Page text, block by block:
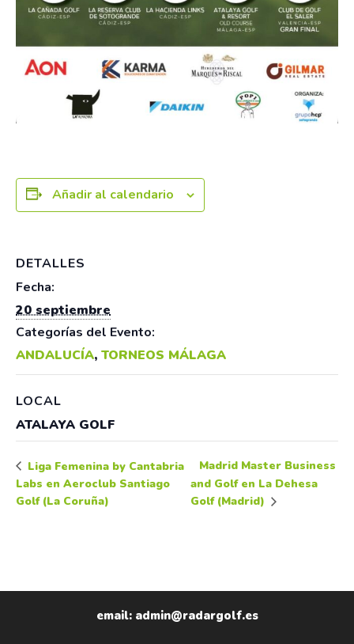
Añadir al calendario
DETALLES
Fecha:
20 septiembre
Categorías del Evento:
ANDALUCÍA, TORNEOS MÁLAGA
LOCAL
ATALAYA GOLF
Liga Femenina by Cantabria
Labs en Aeroclub Santiago
Golf (La Coruña)
Madrid Master Business
and Golf en La Dehesa
Golf (Madrid)
email: admin@radargolf.es